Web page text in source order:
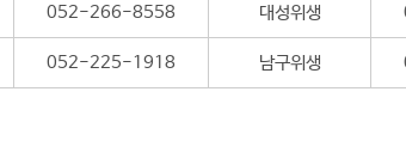
052-266-8558 대성위생
052-225-1918 남구위생